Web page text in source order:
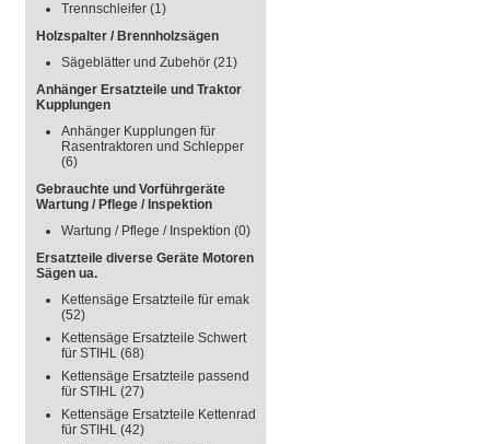
Trennschleifer (1)
Holzspalter / Brennholzsägen
Sägeblätter und Zubehör (21)
Anhänger Ersatzteile und Traktor
Kupplungen
Anhänger Kupplungen für
Rasentraktoren und Schlepper
(6)
Gebrauchte und Vorführgeräte
Wartung / Pflege / Inspektion
Wartung / Pflege / Inspektion (0)
Ersatzteile diverse Geräte Motoren
Sägen ua.
Kettensäge Ersatzteile für emak
(52)
Kettensäge Ersatzteile Schwert
für STIHL (68)
Kettensäge Ersatzteile passend
für STIHL (27)
Kettensäge Ersatzteile Kettenrad
für STIHL (42)